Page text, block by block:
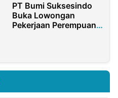
PT Bumi Suksesindo
Buka Lowongan
Pekerjaan Perempuan